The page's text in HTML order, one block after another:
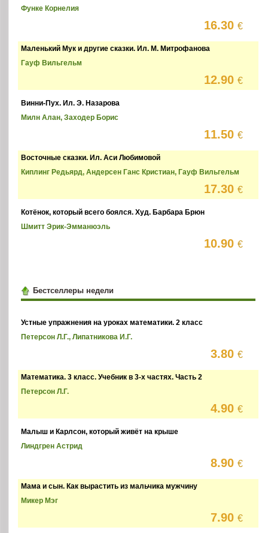
Функе Корнелия
16.30€
Маленький Мук и другие сказки. Ил. М. Митрофанова
Гауф Вильгельм
12.90€
Винни-Пух. Ил. Э. Назарова
Милн Алан, Заходер Борис
11.50€
Восточные сказки. Ил. Аси Любимовой
Киплинг Редьярд, Андерсен Ганс Кристиан, Гауф Вильгельм
17.30€
Котёнок, который всего боялся. Худ. Барбара Брюн
Шмитт Эрик-Эмманюэль
10.90€
Бестселлеры недели
Устные упражнения на уроках математики. 2 класс
Петерсон Л.Г., Липатникова И.Г.
3.80€
Математика. 3 класс. Учебник в 3-х частях. Часть 2
Петерсон Л.Г.
4.90€
Малыш и Карлсон, который живёт на крыше
Линдгрен Астрид
8.90€
Мама и сын. Как вырастить из мальчика мужчину
Микер Мэг
7.90€